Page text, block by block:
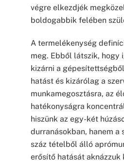
végre elkezdjék
boldogabbik felében
A termelékenység
meg. Ebből látszik, hogy
kizárni a
hatást és kizárólag a
munkamegosztásra, az
hatékonyságra
hiszünk az egy-két
durranásokban, hanem a
száz tételből álló
erősítő hatását aknázzuk